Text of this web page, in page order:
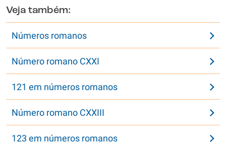
Veja também:
Números romanos
Número romano CXXI
121 em números romanos
Número romano CXXIII
123 em números romanos